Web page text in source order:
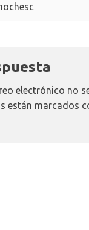
electrónico no
están marcados